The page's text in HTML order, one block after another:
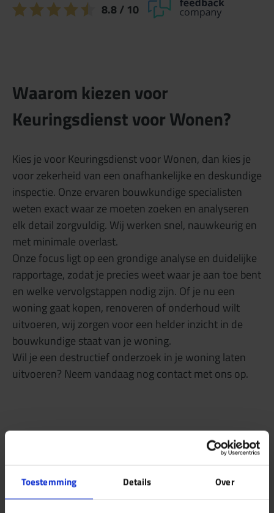
Toestemming Details Over
8.8/ 10
Waarom kiezen voor
Keuringsdienst voor Wonen?
Kies je voor Keuringsdienst voor Wonen, dan kies je
voor zekerheid van een onafhankelijke en deskundige
inspectie. Onze ervaren bouwkundige specialisten
weten exact waar ze moeten zoeken en analyseren
elk detail zorgvuldig. Wij werken snel, nauwkeurig en
met minimale overlast.
Onze focus ligt op een grondige analyse en duidelijke
rapportage, zodat je precies weet waar je aan toe bent
en welke vervolgstappen nodig zijn. Of je nu een
woning gaat kopen, renoveren of onderhoud wilt
uitvoeren, wij zorgen voor een helder inzicht in de
bouwkundige staat van je woning.
Wil je een destructief onderzoek in je woning laten
uitvoeren? Neem vandaag nog contact met ons op.
Alle specialismen onder één dak
Naast destructief onderzoek kun je ook bij ons